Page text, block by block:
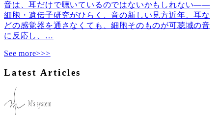
音は、耳だけで聴いているのではないかもしれない――
細胞・遺伝子研究がひらく、音の新しい見方近年、耳な
どの感覚器を通さなくても、細胞そのものが可聴域の音
に反応し、 …
See more>>>
Latest Articles